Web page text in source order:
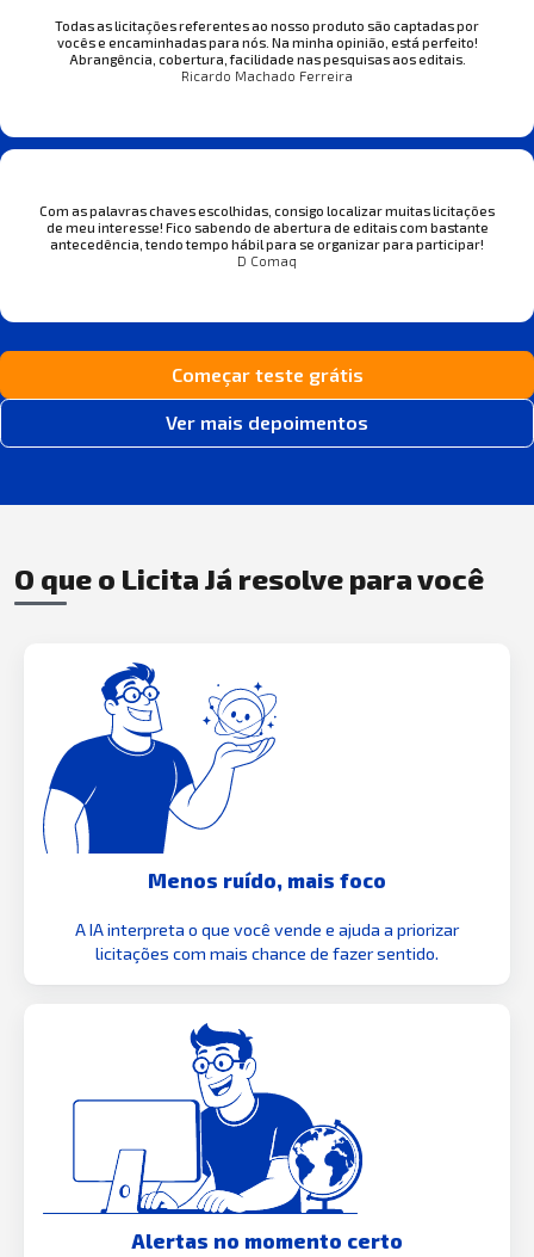
Todas as licitações referentes ao nosso produto são captadas por
vocês e encaminhadas para nós. Na minha opinião, está perfeito!
Abrangência, cobertura, facilidade nas pesquisas aos editais.
Ricardo Machado Ferreira
Com as palavras chaves escolhidas, consigo localizar muitas licitações
de meu interesse! Fico sabendo de abertura de editais com bastante
antecedência, tendo tempo hábil para se organizar para participar!
D Comaq
Começar teste grátis
Ver mais depoimentos
O que o Licita Já resolve para você
Menos ruído, mais foco
A IA interpreta o que você vende e ajuda a priorizar
licitações com mais chance de fazer sentido.
Alertas no momento certo